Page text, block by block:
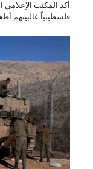
فلسطينياً غالبيتهم